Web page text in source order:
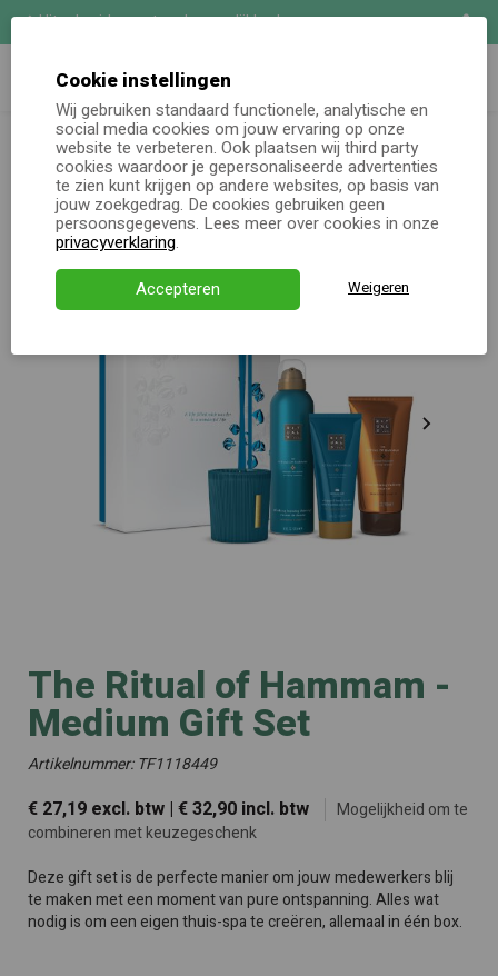
Uitgebreide maatwerk mogelijkheden
Online keuzecadeau
Kerstpakketten
Alle momenten
Verjaardagsservice
Direct bestellen
Zoeken
Rituals pakketten
The Ritual of Hammam - Medium
Gift Set
The Ritual of Hammam -
Medium Gift Set
Artikelnummer: TF1118449
€ 27,19 excl. btw | € 32,90 incl. btw
Mogelijkheid om te
combineren met keuzegeschenk
Deze gift set is de perfecte manier om jouw medewerkers blij
te maken met een moment van pure ontspanning. Alles wat
nodig is om een eigen thuis-spa te creëren, allemaal in één box.
Cookie instellingen
Wij gebruiken standaard functionele, analytische en
social media cookies om jouw ervaring op onze
website te verbeteren. Ook plaatsen wij third party
cookies waardoor je gepersonaliseerde advertenties
te zien kunt krijgen op andere websites, op basis van
jouw zoekgedrag. De cookies gebruiken geen
persoonsgegevens. Lees meer over cookies in onze
privacyverklaring.
Accepteren
Weigeren